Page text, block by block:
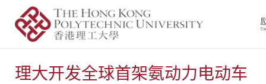
理大开发全球首架氨动力电动车